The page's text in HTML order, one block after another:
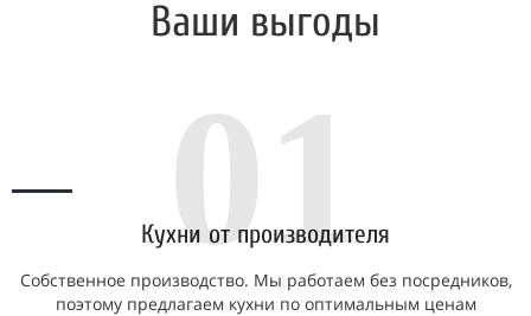
Ваши выгоды
01
Кухни от производителя
Собственное производство. Мы работаем без посредников,
поэтому предлагаем кухни по оптимальным ценам